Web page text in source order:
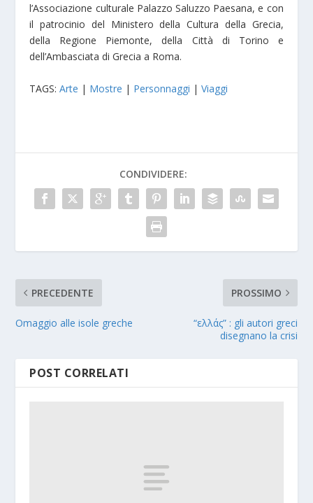
l’Associazione culturale Palazzo Saluzzo Paesana, e con
il patrocinio del Ministero della Cultura della Grecia,
della Regione Piemonte, della Città di Torino e
dell’Ambasciata di Grecia a Roma.
TAGS:Arte | Mostre | Personnaggi |Viaggi
CONDIVIDERE:
PRECEDENTE
Omaggio alle isole greche
PROSSIMO
“ελλάς” : gli autori greci
disegnano la crisi
POST CORRELATI